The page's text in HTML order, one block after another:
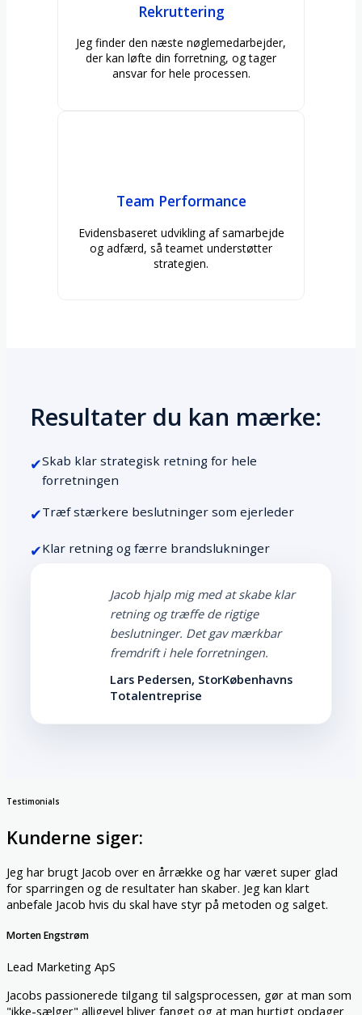
Rekruttering
Jeg finder den næste nøglemedarbejder,
der kan løfte din forretning, og tager
ansvar for hele processen.
Team Performance
Evidensbaseret udvikling af samarbejde
og adfærd, så teamet understøtter
strategien.
Resultater du kan mærke:
✔Skab klar strategisk retning for hele
forretningen
✔Træf stærkere beslutninger som ejerleder
✔Klar retning og færre brandslukninger
Jacob hjalp mig med at skabe klar
retning og træffe de rigtige
beslutninger. Det gav mærkbar
fremdrift i hele forretningen.
Lars Pedersen, StorKøbenhavns
Totalentreprise
Testimonials
Kunderne siger:
Jeg har brugt Jacob over en årrække og har været super glad
for sparringen og de resultater han skaber. Jeg kan klart
anbefale Jacob hvis du skal have styr på metoden og salget.
Morten Engstrøm
Lead Marketing ApS
Jacobs passionerede tilgang til salgsprocessen, gør at man som
"ikke-sælger" alligevel bliver fanget og at man hurtigt opdager